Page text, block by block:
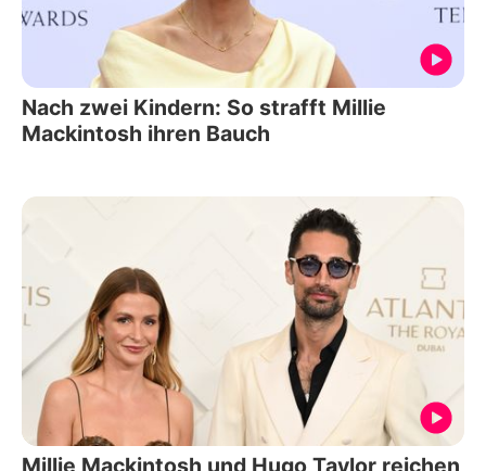
Nach zwei Kindern: So strafft Millie
Mackintosh ihren Bauch
Millie Mackintosh und Hugo Taylor reichen